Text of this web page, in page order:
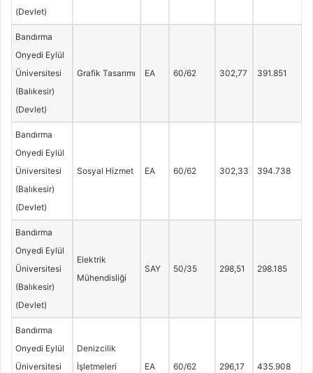
(Devlet)
Bandırma
Onyedi Eylül
Üniversitesi
(Balıkesir)
(Devlet)
Grafik Tasarımı EA 60/62 302,77 391.851
Bandırma
Onyedi Eylül
Üniversitesi
(Balıkesir)
(Devlet)
Sosyal Hizmet EA 60/62 302,33 394.738
Bandırma
Onyedi Eylül
Üniversitesi
(Balıkesir)
(Devlet)
Elektrik
Mühendisliği
SAY 50/35 298,51 298.185
Bandırma
Onyedi Eylül
Üniversitesi
Denizcilik
İşletmeleri
EA 60/62 296,17 435.908